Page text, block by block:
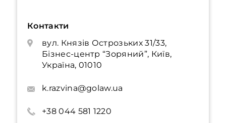
Контакти
вул. Князів Острозьких 31/33,
Бізнес-центр “Зоряний”, Київ,
Україна, 01010
k.razvina@golaw.ua
+38 044 581 1220